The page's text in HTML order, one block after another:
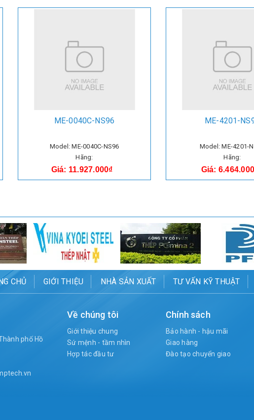
ME-0040C-NS96
Model: ME-0040C-NS96
Hãng:
Giá: 11.927.000₫
ME-4201-
Model: ME-4201-
Hãng:
Giá:
CHỦ GIỚI THIỆU NHÀ SẢN XUẤT TƯ VẤN KỸ THUẬT
phố Hồ
Về chúng tôi
Giới thiệu chung
Sứ mệnh - tầm nhìn
Hợp tác đầu tư
Chính sách
Bảo hành - hậu mãi
Giao hàng
Đào tạo chuyển giao